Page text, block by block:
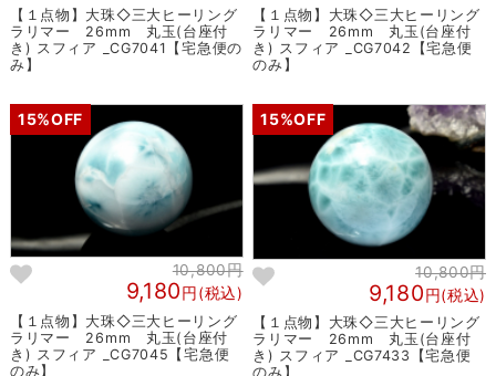
【１点物】大珠◇三大ヒーリング
ラリマー 26mm 丸玉(台座付
き) スフィア _CG7041【宅急便の
み】
【１点物】大珠◇三大ヒーリング
ラリマー 26mm 丸玉(台座付
き) スフィア _CG7042【宅急便
のみ】
15%OFF
10,800円
9,180円(税込)
【１点物】大珠◇三大ヒーリング
ラリマー 26mm 丸玉(台座付
き) スフィア _CG7045【宅急便
のみ】
15%OFF
10,800円
9,180円(税込)
【１点物】大珠◇三大ヒーリング
ラリマー 26mm 丸玉(台座付
き) スフィア _CG7433【宅急便
のみ】